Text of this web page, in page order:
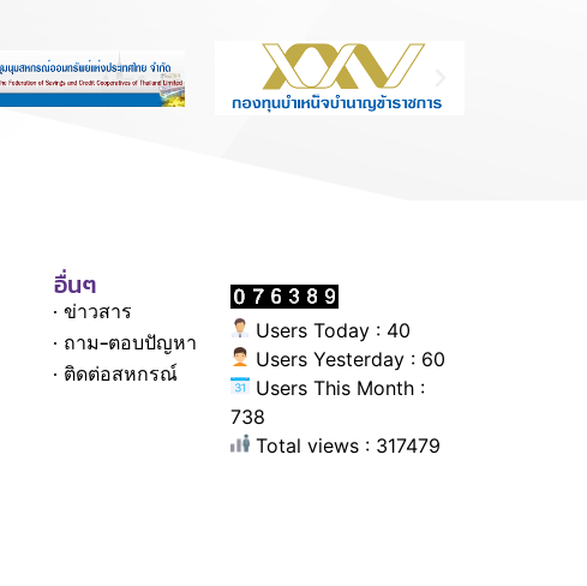
อื่นๆ
ข่าวสาร
ถาม-ตอบปัญหา
ติดต่อสหกรณ์
Users Today : 40
Users Yesterday : 60
Users This Month :
738
Total views : 317479